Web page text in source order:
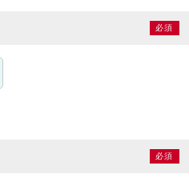
必須
必須